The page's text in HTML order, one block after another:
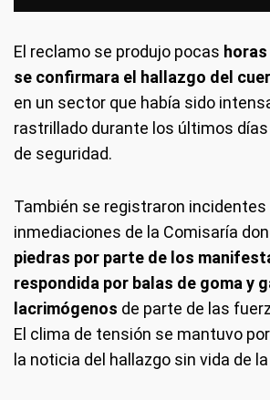
El reclamo se produjo pocas
se confirmara el hallazgo del
en un sector que había sido
rastrillado durante los últimos
de seguridad.
También se registraron incidentes
inmediaciones de la Comisaría
piedras por parte de los
respondida por balas de goma y
lacrimógenos de parte de las
El clima de tensión se mantuvo
la noticia del hallazgo sin vida de